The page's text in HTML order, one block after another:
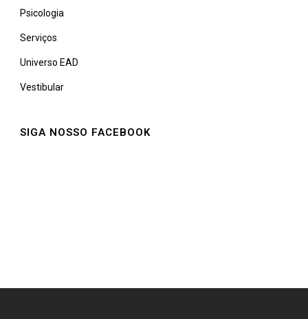
Psicologia
Serviços
Universo EAD
Vestibular
SIGA NOSSO FACEBOOK